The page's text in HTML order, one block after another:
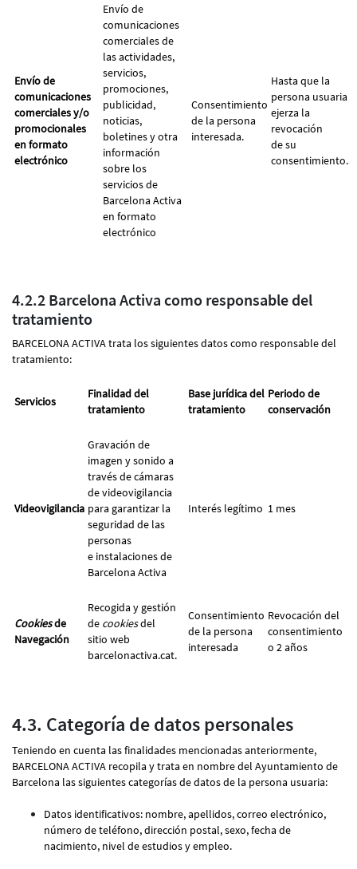
Envío de
comunicaciones
comerciales y/o
promocionales
en formato
electrónico
Envío de
comunicaciones
comerciales de
las actividades,
servicios,
promociones,
publicidad,
noticias,
boletines y otra
información
sobre los
servicios de
Barcelona Activa
en formato
electrónico
Consentimiento
de la persona
interesada.
Hasta que la
persona usuaria
ejerza la
revocación
de su
consentimiento.
4.2.2 Barcelona Activa como responsable del
tratamiento
BARCELONA ACTIVA trata los siguientes datos como responsable del
tratamiento:
Servicios
Finalidad del
tratamiento
Base jurídica del
tratamiento
Periodo de
conservación
Videovigilancia
Gravación de
imagen y sonido a
través de cámaras
de videovigilancia
para garantizar la
seguridad de las
personas
e instalaciones de
Barcelona Activa
Interés legítimo 1 mes
Cookiesde
Navegación
Recogida y gestión
de cookiesdel
sitio web
barcelonactiva.cat.
Consentimiento
de la persona
interesada
Revocación del
consentimiento
o 2 años
4.3. Categoría de datos personales
Teniendo en cuenta las finalidades mencionadas anteriormente,
BARCELONA ACTIVA recopila y trata en nombre del Ayuntamiento de
Barcelona las siguientes categorías de datos de la persona usuaria:
Datos identificativos: nombre, apellidos, correo electrónico,
número de teléfono, dirección postal, sexo, fecha de
nacimiento, nivel de estudios y empleo.